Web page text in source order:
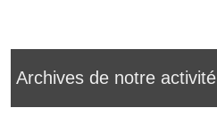
Archives de notre activité